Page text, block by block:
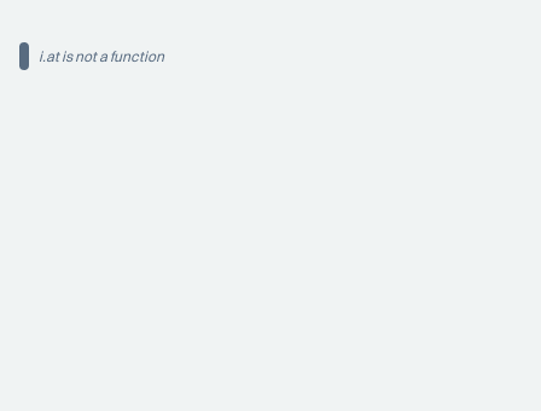
i.at is not a function